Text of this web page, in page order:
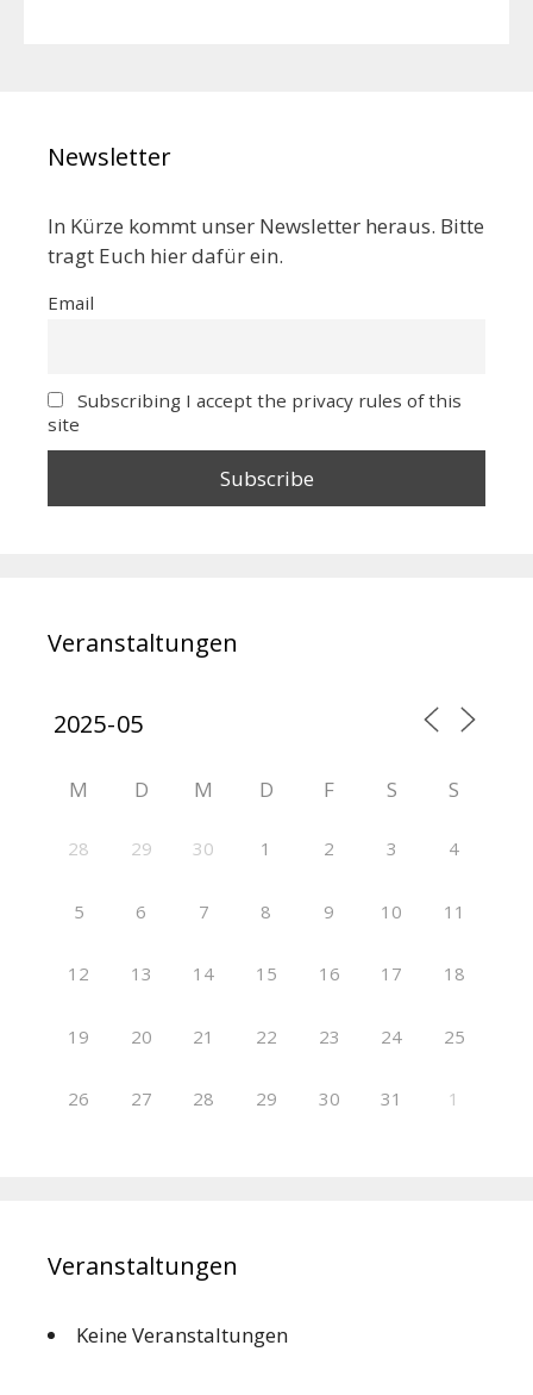
Newsletter
In Kürze kommt unser Newsletter heraus. Bitte
tragt Euch hier dafür ein.
Email
Subscribing I accept the privacy rules of this
site
Veranstaltungen
M D M D F S S
28 29 30 1 2 3 4
5 6 7 8 9 10 11
12 13 14 15 16 17 18
19 20 21 22 23 24 25
26 27 28 29 30 31 1
Veranstaltungen
Keine Veranstaltungen